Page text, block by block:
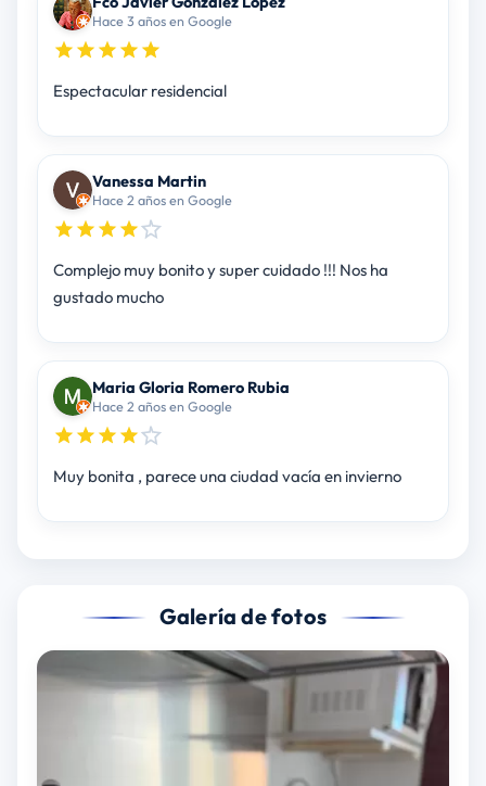
Hace 3 años en Google
Espectacular residencial
Vanessa Martin
Hace 2 años en Google
Complejo muy bonito y super cuidado !!! Nos ha
gustado mucho
Maria Gloria Romero Rubia
Hace 2 años en Google
Muy bonita , parece una ciudad vacía en invierno
Galería de fotos